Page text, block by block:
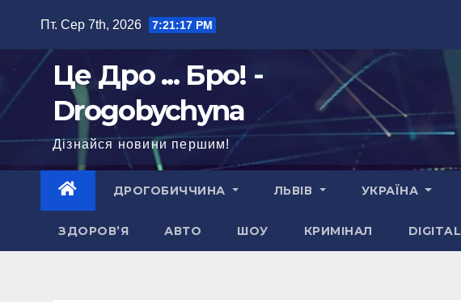
Пт. Сер 7th, 2026 7:21:18 PM
Це Дро ... Бро! -
Drogobychyna
Дізнайся новини першим!
ДРОГОБИЧЧИНА ЛЬВІВ УКРАЇНА
ЗДОРОВ’Я АВТО ШОУ КРИМІНАЛ DIGITAL